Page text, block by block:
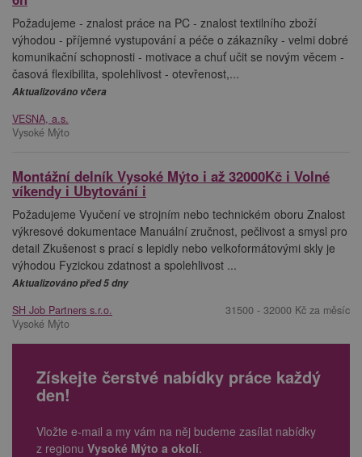
Požadujeme - znalost práce na PC - znalost textilního zboží
výhodou - příjemné vystupování a péče o zákazníky - velmi dobré
komunikační schopnosti - motivace a chuť učit se novým věcem -
časová flexibilita, spolehlivost - otevřenost,...
Aktualizováno včera
VESNA, a.s.
Vysoké Mýto
Montážní delník Vysoké Mýto i až 32000Kč i Volné
víkendy i Ubytování i
Požadujeme Vyučení ve strojním nebo technickém oboru Znalost
výkresové dokumentace Manuální zručnost, pečlivost a smysl pro
detail Zkušenost s prací s lepidly nebo velkoformátovými skly je
výhodou Fyzickou zdatnost a spolehlivost ...
Aktualizováno před 5 dny
SH Job Partners s.r.o.
Vysoké Mýto
31500 - 32000 Kč za měsíc
Získejte čerstvé nabídky práce každý
den!
Vložte e-mail a my vám na něj budeme zasílat nabídky
z regionu Vysoké Mýto a okolí.